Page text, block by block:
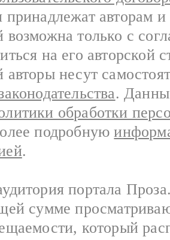
принадлежат авторам
возможна только с
на его авторской
авторы несут
.
обработки
подробную
.
портала
сумме
который